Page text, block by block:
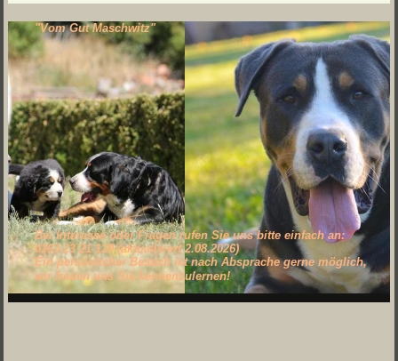
"Vom Gut Maschwitz"
Bei Interesse oder Fragen rufen Sie uns bitte einfach an:
0163-23 21 120 (aktualisiert 2.08.2026)
Ein persönlicher Besuch ist nach Absprache gerne möglich,
wir freuen uns Sie kennenzulernen!